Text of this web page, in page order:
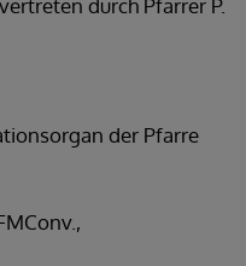
durch Pfarrer P.
der Pfarre